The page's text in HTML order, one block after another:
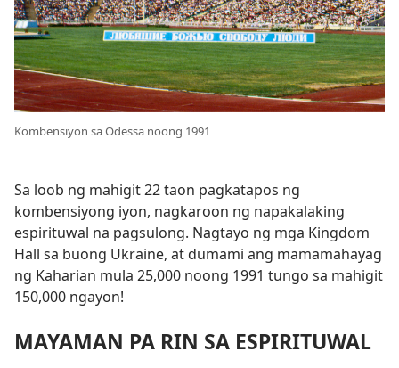
Kombensiyon sa Odessa noong 1991
Sa loob ng mahigit 22 taon pagkatapos ng
kombensiyong iyon, nagkaroon ng napakalaking
espirituwal na pagsulong. Nagtayo ng mga Kingdom
Hall sa buong Ukraine, at dumami ang mamamahayag
ng Kaharian mula 25,000 noong 1991 tungo sa mahigit
150,000 ngayon!
MAYAMAN PA RIN SA ESPIRITUWAL